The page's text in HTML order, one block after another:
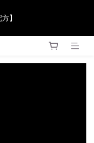
】
2024 Professional